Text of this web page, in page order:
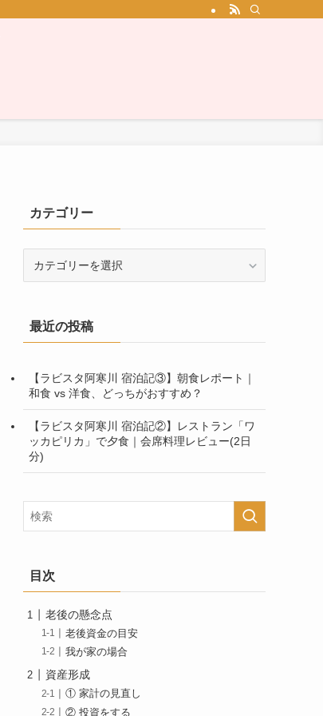
カテゴリー
ー最近の投稿
【ラビスタ阿寒川 宿泊記③】朝食レポート｜
和食 vs 洋食、どっちがおすすめ？
【ラビスタ阿寒川 宿泊記②】レストラン「ワ
ッカピリカ」で夕食｜会席料理レビュー(2日
分)
目次
老後の懸念点
老後資金の目安
我が家の場合
資産形成
① 家計の見直し
② 投資をする